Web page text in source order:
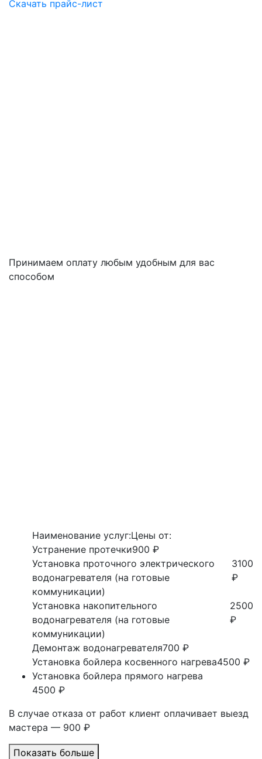
Скачать прайс-лист
Принимаем оплату любым удобным для вас
способом
Наименование услуг:Цены от:
Устранение протечки900 ₽
Установка проточного электрического
водонагревателя (на готовые
коммуникации)
3100
₽
Установка накопительного
водонагревателя (на готовые
коммуникации)
2500
₽
Демонтаж водонагревателя700 ₽
Установка бойлера косвенного нагрева4500 ₽
Установка бойлера прямого нагрева
4500 ₽
В случае отказа от работ клиент оплачивает выезд
мастера — 900 ₽
Показать больше